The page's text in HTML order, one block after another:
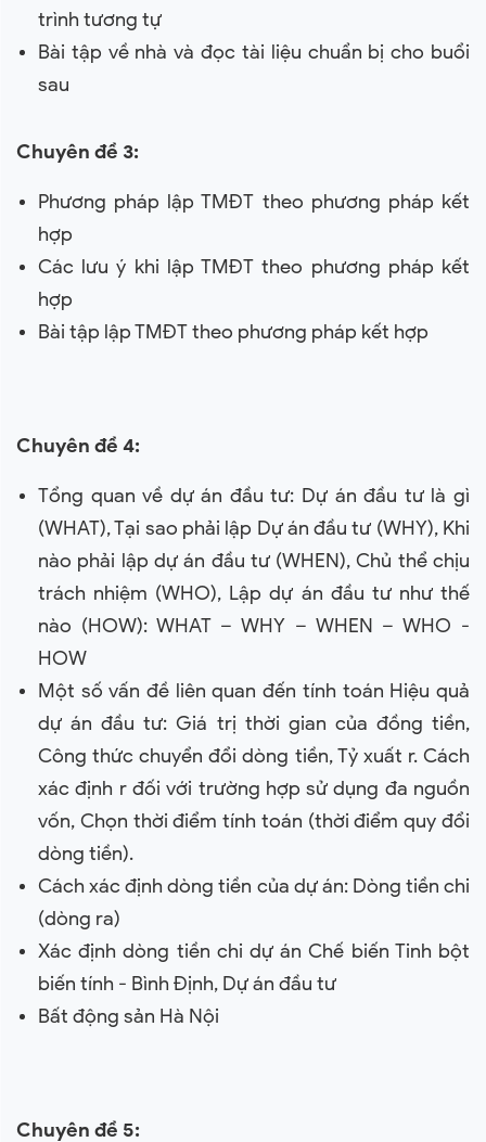
trình tương tự
Bài tập về nhà và đọc tài liệu chuẩn bị cho buổi
sau
Chuyên đề 3:
Phương pháp lập TMĐT theo phương pháp kết
hợp
Các lưu ý khi lập TMĐT theo phương pháp kết
hợp
Bài tập lập TMĐT theo phương pháp kết hợp
Chuyên đề 4:
Tổng quan về dự án đầu tư: Dự án đầu tư là gì
(WHAT), Tại sao phải lập Dự án đầu tư (WHY), Khi
nào phải lập dự án đầu tư (WHEN), Chủ thể chịu
trách nhiệm (WHO), Lập dự án đầu tư như thế
nào (HOW): WHAT – WHY – WHEN – WHO -
HOW
Một số vấn đề liên quan đến tính toán Hiệu quả
dự án đầu tư: Giá trị thời gian của đồng tiền,
Công thức chuyển đổi dòng tiền, Tỷ xuất r. Cách
xác định r đối với trường hợp sử dụng đa nguồn
vốn, Chọn thời điểm tính toán (thời điểm quy đổi
dòng tiền).
Cách xác định dòng tiền của dự án: Dòng tiền chi
(dòng ra)
Xác định dòng tiền chi dự án Chế biến Tinh bột
biến tính - Bình Định, Dự án đầu tư
Bất động sản Hà Nội
Chuyên đề 5: